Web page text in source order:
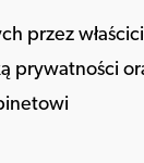
przez
prywatności